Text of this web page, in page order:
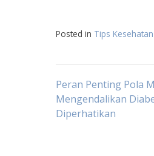
Posted in Tips Kesehatan
Post
navigation
Peran Penting Pola
Mengendalikan
Diperhatikan